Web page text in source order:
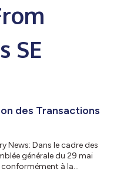
SE
des Transactions
News: Dans le cadre des
générale du 29 mai
à la